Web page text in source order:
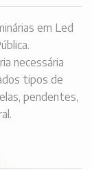
em Led
necessária
tipos de
pendentes,